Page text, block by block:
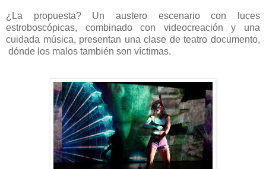
¿La propuesta? Un austero escenario con luces
estroboscópicas, combinado con videocreación y una
cuidada música, presentan una clase de teatro documento,
dónde los malos también son víctimas.